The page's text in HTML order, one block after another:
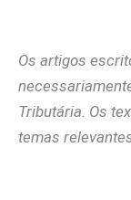
Os artigos
Tributária. Os
temas